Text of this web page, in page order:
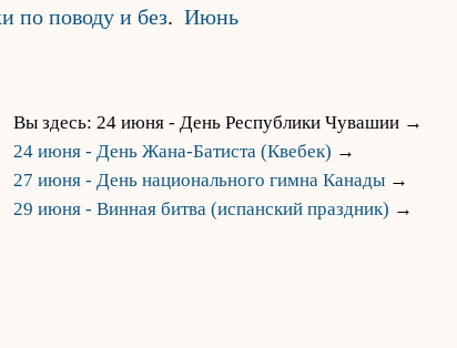
по поводу и без. Июнь
Вы здесь: 24 июня - День Республики Чувашии →
24 июня - День Жана-Батиста (Квебек) →
27 июня - День национального гимна Канады →
29 июня - Винная битва (испанский праздник) →